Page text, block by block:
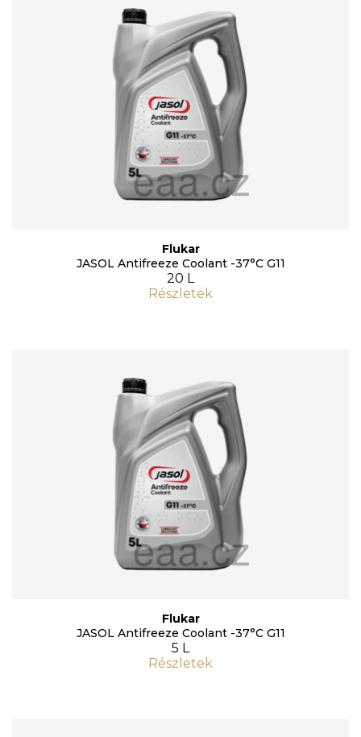
Flukar
JASOL Antifreeze Coolant -37°C G11
20 L
Részletek
Flukar
JASOL Antifreeze Coolant -37°C G11
5 L
Részletek